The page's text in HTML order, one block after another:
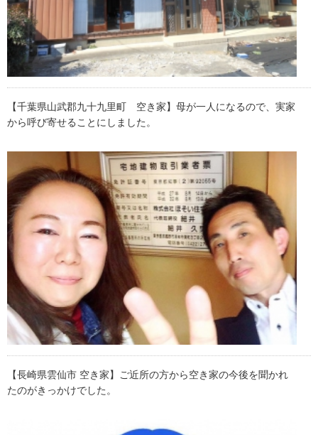
【千葉県山武郡九十九里町 空き家】母が一人になるので、実家
から呼び寄せることにしました。
【長崎県雲仙市 空き家】ご近所の方から空き家の今後を聞かれ
たのがきっかけでした。